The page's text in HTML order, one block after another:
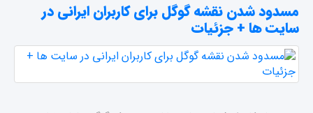
مسدود شدن نقشه گوگل برای کاربران ایرانی در
سایت ها + جزئیات